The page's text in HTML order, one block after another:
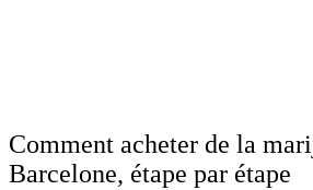
Comment acheter de la
Barcelone, étape par étape